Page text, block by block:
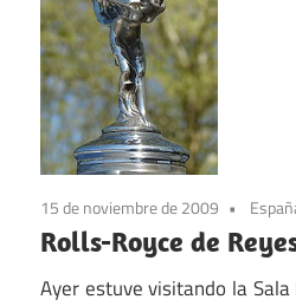
15 de noviembre de 2009
Rolls-Royce de
Ayer estuve visitando la